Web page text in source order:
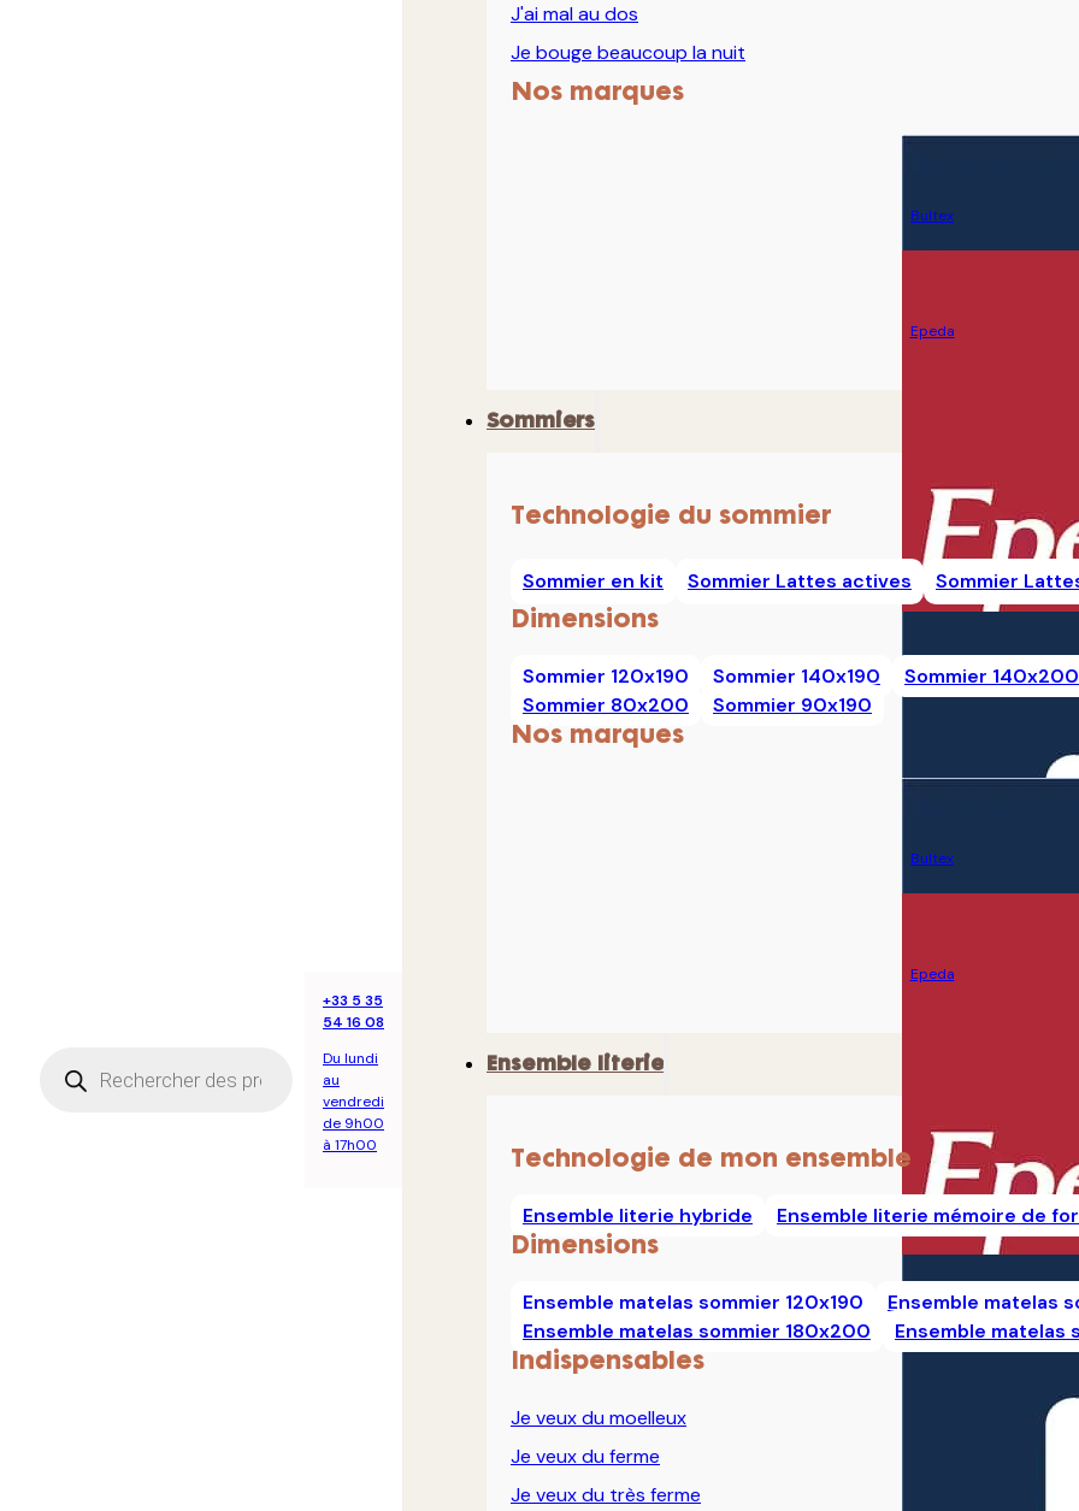
produits
+33 5 35
54 16 08
Du lundi
au
vendredi
de 9h00
à 17h00
J'ai mal au dos
Je bouge beaucoup la nuit
Nos marques
Bultex
Epeda
Sommiers
Technologie du sommier
Sommier en kit Sommier Lattes actives Sommier
Dimensions
Sommier 120x190 Sommier 140x190 Sommier 140x200
Sommier 80x200
Sommier 90x190
Nos marques
Bultex
Epeda
Ensemble literie
Technologie de mon ensemble
Ensemble literie hybride Ensemble literie mémoire de
Dimensions
Ensemble matelas sommier 120x190 Ensemble matelas
Ensemble matelas sommier 180x200
Ensemble
Indispensables
Je veux du moelleux
Je veux du ferme
Je veux du très ferme